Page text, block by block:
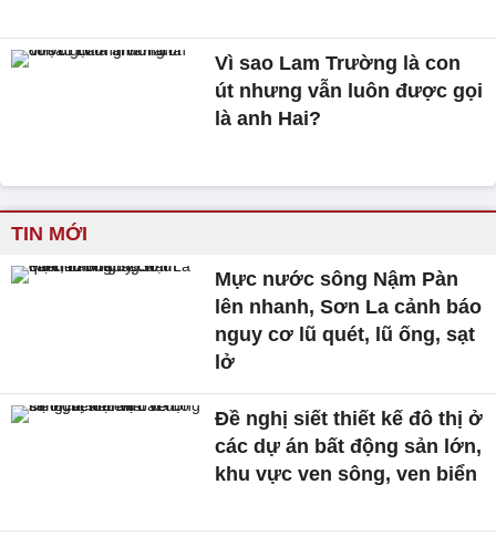
Vì sao Lam Trường là con
út nhưng vẫn luôn được gọi
là anh Hai?
TIN MỚI
Mực nước sông Nậm Pàn
lên nhanh, Sơn La cảnh báo
nguy cơ lũ quét, lũ ống, sạt
lở
Đề nghị siết thiết kế đô thị ở
các dự án bất động sản lớn,
khu vực ven sông, ven biển